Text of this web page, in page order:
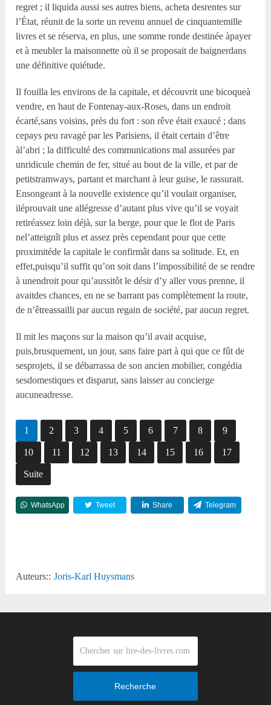
regret ; il liquida aussi ses autres biens, acheta desrentes sur
l’État, réunit de la sorte un revenu annuel de cinquantemille
livres et se réserva, en plus, une somme ronde destinée àpayer
et à meubler la maisonnette où il se proposait de baignerdans
une définitive quiétude.
Il fouilla les environs de la capitale, et découvrit une bicoqueà
vendre, en haut de Fontenay-aux-Roses, dans un endroit
écarté,sans voisins, près du fort : son rêve était exaucé ; dans
cepays peu ravagé par les Parisiens, il était certain d’être
àl’abri ; la difficulté des communications mal assurées par
unridicule chemin de fer, situé au bout de la ville, et par de
petitstramways, partant et marchant à leur guise, le rassurait.
Ensongeant à la nouvelle existence qu’il voulait organiser,
iléprouvait une allégresse d’autant plus vive qu’il se voyait
retiréassez loin déjà, sur la berge, pour que le flot de Paris
nel’atteignît plus et assez près cependant pour que cette
proximitéde la capitale le confirmât dans sa solitude. Et, en
effet,puisqu’il suffit qu’on soit dans l’impossibilité de se rendre
à unendroit pour qu’aussitôt le désir d’y aller vous prenne, il
avaitdes chances, en ne se barrant pas complètement la route,
de n’êtreassailli par aucun regain de société, par aucun regret.
Il mit les maçons sur la maison qu’il avait acquise,
puis,brusquement, un jour, sans faire part à qui que ce fût de
sesprojets, il se débarrassa de son ancien mobilier, congédia
sesdomestiques et disparut, sans laisser au concierge
aucuneadresse.
1 2 3 4 5 6 7 8 9
10 11 12 13 14 15 16 17
Suite
WhatsApp Tweet Share Telegram
Auteurs:: Joris-Karl Huysmans
Recherche